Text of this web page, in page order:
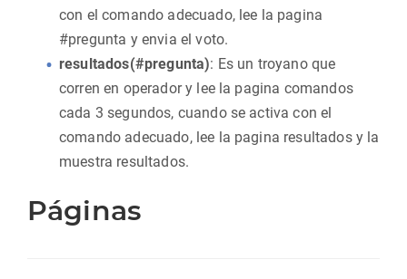
con el comando adecuado, lee la pagina
#pregunta y envia el voto.
resultados(#pregunta): Es un troyano que
corren en operador y lee la pagina comandos
cada 3 segundos, cuando se activa con el
comando adecuado, lee la pagina resultados y la
muestra resultados.
Páginas